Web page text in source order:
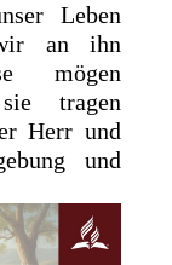
Leben
an ihn
mögen
tragen
Herr und
und